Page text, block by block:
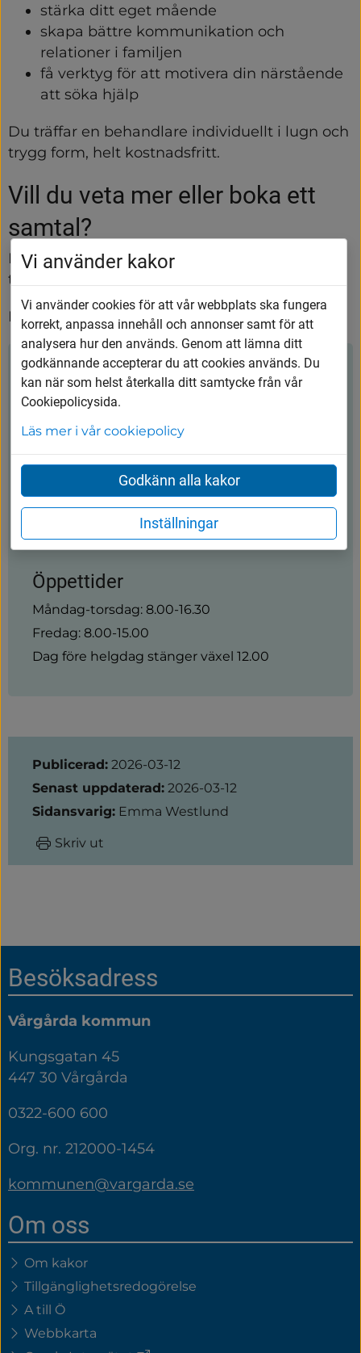
stärka ditt eget mående
skapa bättre kommunikation och
relationer i familjen
få verktyg för att motivera din närstående
att söka hjälp
Du träffar en behandlare individuellt i lugn och
trygg form, helt kostnadsfritt.
Vill du veta mer eller boka ett
samtal?
Kontakta Rose-Marie Hermansson på
telefonnummer
Du behöver inte bära det här ensam.
Kontakt
Vårgårda kommun
0322-600 600
kommunen@vargarda.se
Kungsgatan 45, 447 80 Vårgårda
Öppettider
Måndag-torsdag: 8.00-16.30
Fredag: 8.00-15.00
Dag före helgdag stänger växel 12.00
Sidinformation
Publicerad: 2026-03-12
Senast uppdaterad: 2026-03-12
Sidansvarig: Emma Westlund
Skriv ut
Sidfot
Besöksadress
Vårgårda kommun
Kungsgatan 45
447 30 Vårgårda
0322-600 600
Org. nr. 212000-1454
kommunen@vargarda.se
Om oss
Om kakor
Tillgänglighetsredogörelse
A till Ö
Webbkarta
Vi använder kakor
Vi använder cookies för att vår webbplats ska fungera
korrekt, anpassa innehåll och annonser samt för att
analysera hur den används. Genom att lämna ditt
godkännande accepterar du att cookies används. Du
kan när som helst återkalla ditt samtycke från vår
Cookiepolicysida.
Läs mer i vår cookiepolicy
Godkänn alla kakor
Inställningar